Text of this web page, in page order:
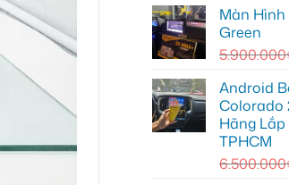
cung
đường
xem
Youtube
Android
box
Geely
EX2
Quận
Gò
Vấp
xem
YouTube
dẫn
Màn
Green
5.900.000
Android
Colorado
Hãng
TPHCM
6.500.000